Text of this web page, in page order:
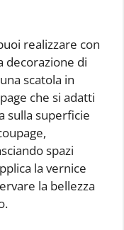
realizzare con
decorazione di
scatola in
che si adatti
sulla superficie
spazi
la vernice
la bellezza